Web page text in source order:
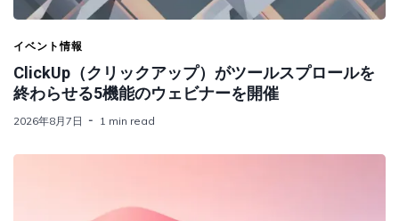
イベント情報
ClickUp（クリックアップ）がツールスプロールを
終わらせる5機能のウェビナーを開催
2026年8月7日 1 min read